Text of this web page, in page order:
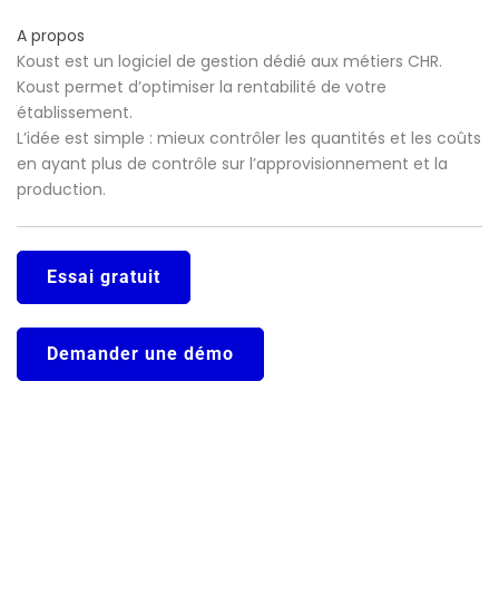
A propos
Koust est un logiciel de gestion dédié aux métiers CHR.
Koust permet d’optimiser la rentabilité de votre
établissement.
L’idée est simple : mieux contrôler les quantités et les coûts
en ayant plus de contrôle sur l’approvisionnement et la
production.
Essai gratuit
Demander une démo